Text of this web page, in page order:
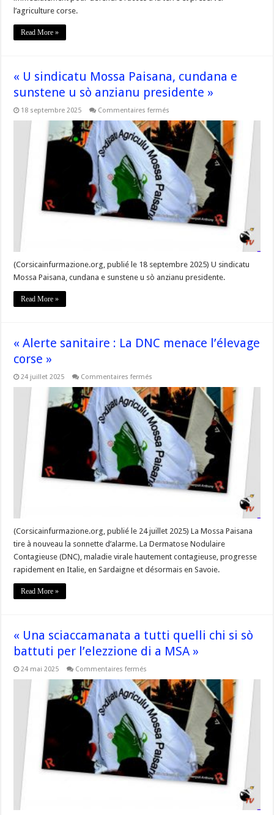
l’agriculture corse.
Read More »
« U sindicatu Mossa Paisana, cundana e
sunstene u sò anzianu presidente »
18 septembre 2025 Commentaires fermés
sindicatu
Mossa
Paisana,
cundana
e
sunstene
sò
anzianu
presidente »
(Corsicainfurmazione.org, publié le 18 septembre 2025) U sindicatu
Mossa Paisana, cundana e sunstene u sò anzianu presidente.
Read More »
« Alerte sanitaire : La DNC menace l’élevage
corse »
24 juillet 2025 Commentaires fermés
sanitaire
:
La
DNC
menace
l’élevage
corse »
(Corsicainfurmazione.org, publié le 24 juillet 2025) La Mossa Paisana
tire à nouveau la sonnette d’alarme. La Dermatose Nodulaire
Contagieuse (DNC), maladie virale hautement contagieuse, progresse
rapidement en Italie, en Sardaigne et désormais en Savoie.
Read More »
« Una sciaccamanata a tutti quelli chi si sò
battuti per l’elezzione di a MSA »
24 mai 2025 Commentaires fermés
sciaccamanata
a
tutti
quelli
chi
si
sò
battuti
per
l’elezzione
di
a
MSA »